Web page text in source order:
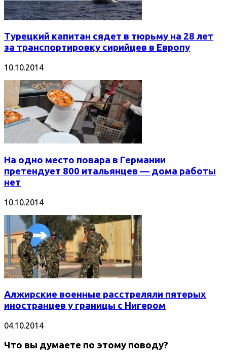
Турецкий капитан сядет в тюрьму на 28 лет
за транспортировку сирийцев в Европу
10.10.2014
На одно место повара в Германии
претендует 800 итальянцев — дома работы
нет
10.10.2014
Алжирские военные расстреляли пятерых
иностранцев у границы с Нигером
04.10.2014
Что вы думаете по этому поводу?